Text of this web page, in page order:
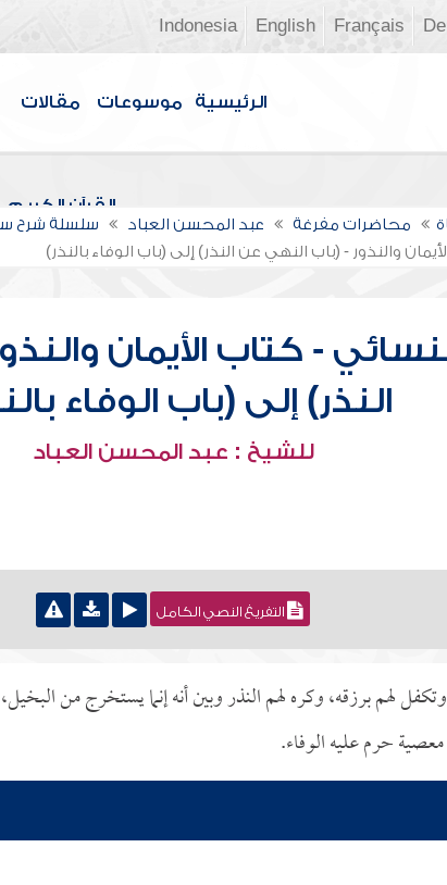
Français
English
Indonesia
الرئيسية موسوعات مقالات
القرآن الكريم
محاضرات مفرغة عبد المحسن العباد سلسلة شرح
والنذور - (باب النهي عن النذر) إلى (باب الوفاء بالنذر)
- كتاب الأيمان
النذر) إلى (باب الوفاء
للشيخ : عبد المحسن العباد
التفريغ النصي الكامل
وتكفل لهم برزقه، وكره لهم النذر وبين أنه إنما يستخرج من
حرم عليه الوفاء.